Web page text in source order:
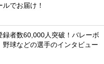
でお届け！
録者数60,000人突破！バレーボ
野球などの選手のインタビュー